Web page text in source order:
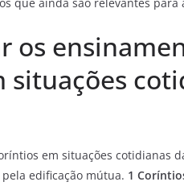
os
situações
em situações cotidianas
edificação mútua. 1